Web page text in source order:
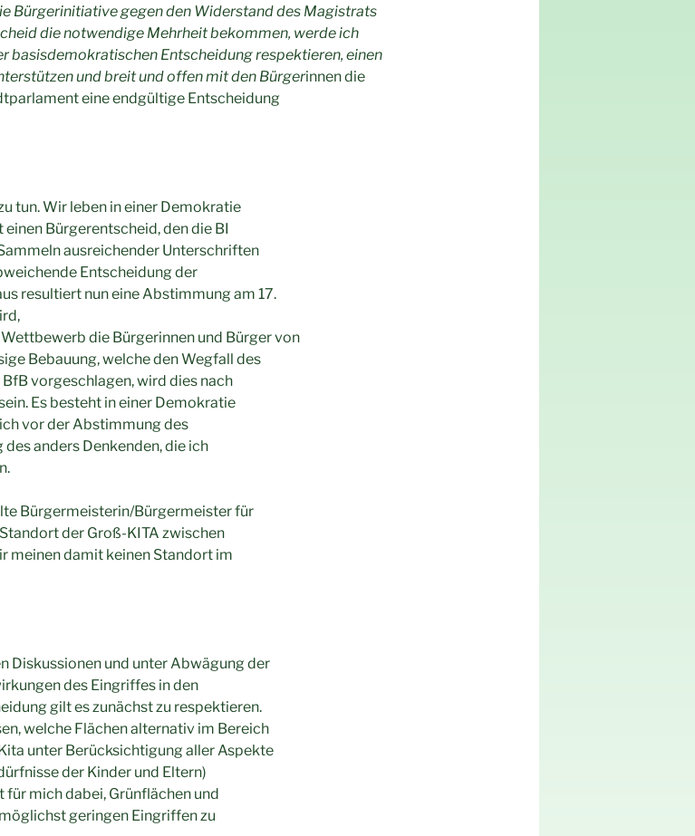
Bürgerinitiative gegen den Widerstand des Magistrats
die notwendige Mehrheit bekommen, werde ich
basisdemokratischen Entscheidung respektieren, einen
und breit und offen mit den Bürgerinnen die
eine endgültige Entscheidung
tun. Wir leben in einer Demokratie
Bürgerentscheid, den die BI
ausreichender Unterschriften
Entscheidung der
resultiert nun eine Abstimmung am 17.
die Bürgerinnen und Bürger von
Bebauung, welche den Wegfall des
vorgeschlagen, wird dies nach
Es besteht in einer Demokratie
vor der Abstimmung des
anders Denkenden, die ich
Bürgermeisterin/Bürgermeister für
der Groß-KITA zwischen
meinen damit keinen Standort im
Diskussionen und unter Abwägung der
des Eingriffes in den
gilt es zunächst zu respektieren.
welche Flächen alternativ im Bereich
unter Berücksichtigung aller Aspekte
der Kinder und Eltern)
mich dabei, Grünflächen und
geringen Eingriffen zu